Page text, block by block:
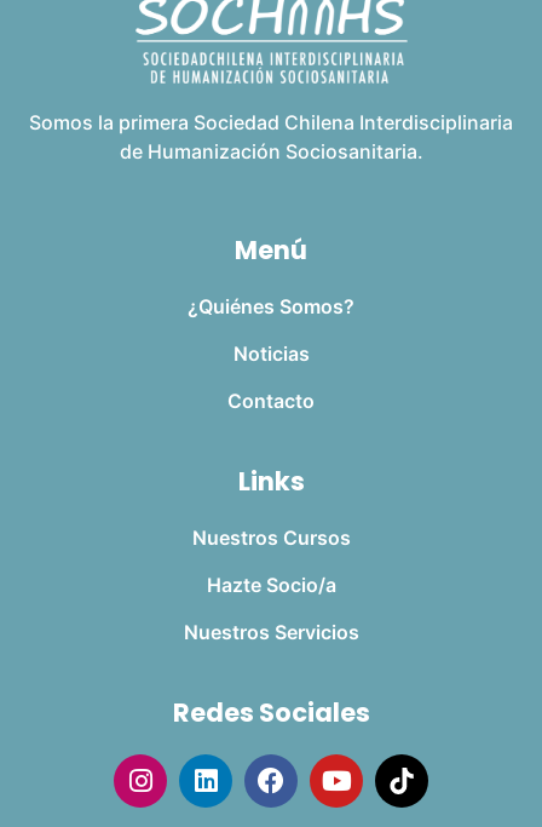
Somos la primera Sociedad Chilena Interdisciplinaria
de Humanización Sociosanitaria.
Menú
¿Quiénes Somos?
Noticias
Contacto
Links
Nuestros Cursos
Hazte Socio/a
Nuestros Servicios
Redes Sociales